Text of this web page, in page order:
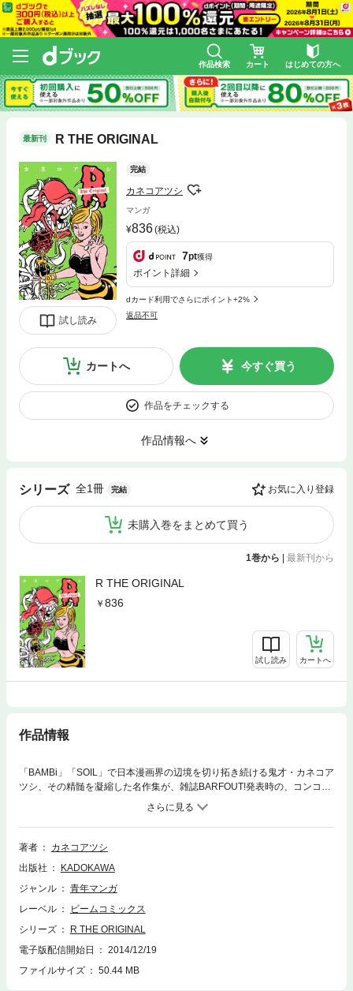
作品検索 カート はじめての方へ
最新刊 R THE ORIGINAL
試し読み
完結
カネコアツシ
マンガ
836(税込)
7pt獲得
ポイント詳細
dカード利用でさらにポイント+2%
返品不可
カートへ 今すぐ買う
作品をチェックする
作品情報へ
シリーズ 全1冊 完結 お気に入り登録
未購入巻をまとめて買う
1巻から | 最新刊から
R THE ORIGINAL
836
試し読み カートへ
作品情報
「BAMBi」「SOIL」で日本漫画界の辺境を切り拓き続ける鬼才・カネコア
ツシ、その精髄を凝縮した名作集が、雑誌BARFOUT!発表時の、コンコル
ド・グラフィックスによる暴走デザインを再現した完全カラーバージョン
で、キュート＆ウルトラポップに、驚愕の文庫が電子化！
著者
カネコアツシ
出版社
KADOKAWA
ジャンル
青年マンガ
レーベル
ビームコミックス
シリーズ
R THE ORIGINAL
電子版配信開始日
2014/12/19
ファイルサイズ
50.44 MB